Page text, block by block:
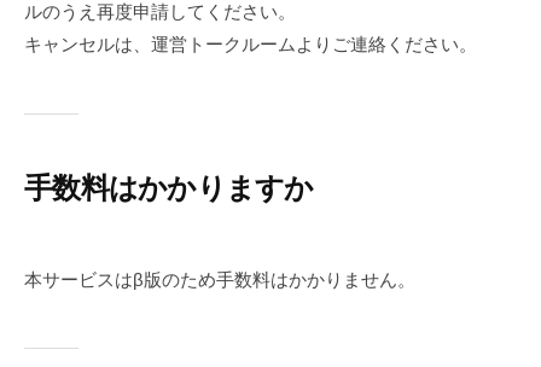
ルのうえ再度申請してください。
キャンセルは、運営トークルームよりご連絡ください。
手数料はかかりますか
本サービスはβ版のため手数料はかかりません。